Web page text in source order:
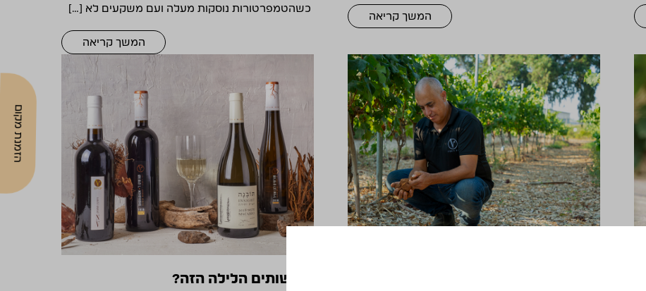
הזמנת מקום
המשך קריאה
כשהטמפרטורות נוסקות מעלה ועם משקעים‌‌ לא‌‌ […]
המשך קריאה
מה שותים הלילה הזה?